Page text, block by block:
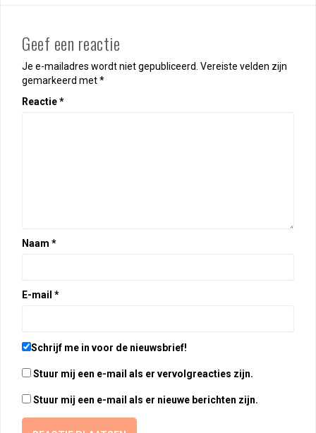
Geef een reactie
Je e-mailadres wordt niet gepubliceerd. Vereiste velden zijn
gemarkeerd met*
Reactie*
Naam *
E-mail *
Schrijf me in voor de nieuwsbrief!
Stuur mij een e-mail als er vervolgreacties zijn.
Stuur mij een e-mail als er nieuwe berichten zijn.